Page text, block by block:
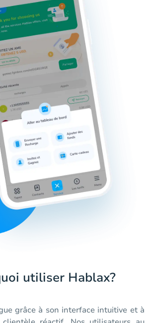
utiliser Hablax?
grâce à son interface intuitive et à